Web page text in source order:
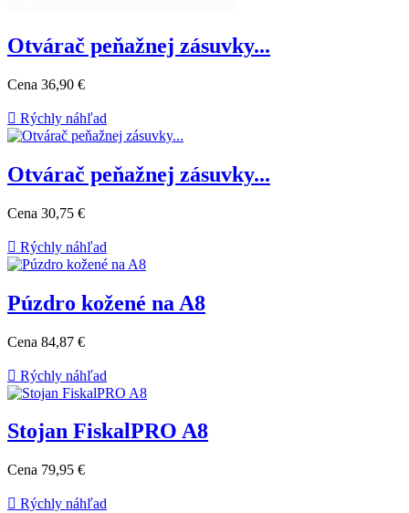
Otvárač peňažnej zásuvky...
Cena 36,90 €
 Rýchly náhľad
Otvárač peňažnej zásuvky...
Cena 30,75 €
 Rýchly náhľad
Púzdro kožené na A8
Cena 84,87 €
 Rýchly náhľad
Stojan FiskalPRO A8
Cena 79,95 €
 Rýchly náhľad